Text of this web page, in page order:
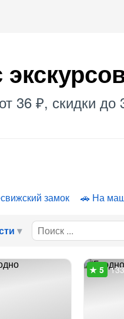
36 ₽, скидки до
замок На